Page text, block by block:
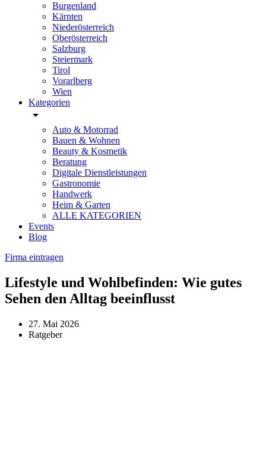
Burgenland
Kärnten
Niederösterreich
Oberösterreich
Salzburg
Steiermark
Tirol
Vorarlberg
Wien
Kategorien
arrow_drop_down
Auto & Motorrad
Bauen & Wohnen
Beauty & Kosmetik
Beratung
Digitale Dienstleistungen
Gastronomie
Handwerk
Heim & Garten
ALLE KATEGORIEN
Events
Blog
Firma eintragen
Lifestyle und Wohlbefinden: Wie gutes
Sehen den Alltag beeinflusst
27. Mai 2026
Ratgeber